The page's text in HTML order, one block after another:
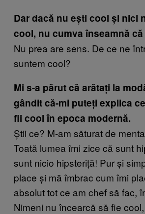
Dar dacă nu ești cool și nici
cool, nu cumva înseamnă
Nu prea are sens. De ce ne
suntem cool?
Mi s-a părut că arătați la
gândit că-mi puteți explica
fii cool în epoca modernă.
Știi ce? M-am săturat de
Toată lumea îmi zice că sunt
sunt nicio hipsteriță! Pur și
place și mă îmbrac cum îmi
absolut tot ce am chef să fac,
Nimeni nu încearcă să fie